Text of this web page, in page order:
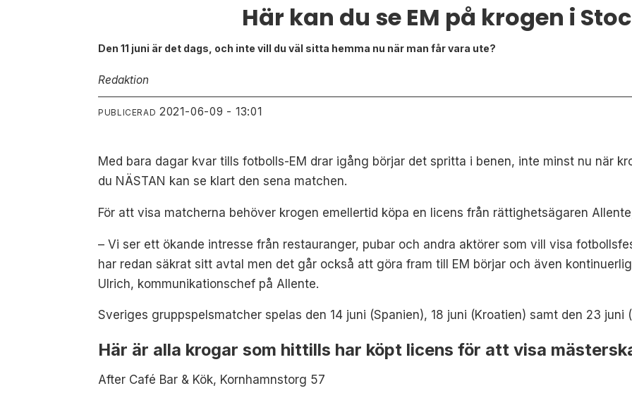
Här kan du se EM på krogen i
Den 11 juni är det dags, och inte vill du väl sitta hemma nu när man får vara ute?
Redaktion
PUBLICERAD 2021-06-09 - 13:01
Med bara dagar kvar tills fotbolls-EM drar igång börjar det spritta i benen, inte minst nu när
du NÄSTAN kan se klart den sena matchen.
För att visa matcherna behöver krogen emellertid köpa en licens från rättighetsägaren
– Vi ser ett ökande intresse från restauranger, pubar och andra aktörer som vill visa
har redan säkrat sitt avtal men det går också att göra fram till EM börjar och även
Ulrich, kommunikationschef på Allente.
Sveriges gruppspelsmatcher spelas den 14 juni (Spanien), 18 juni (Kroatien) samt den 23 juni
Här är alla krogar som hittills har köpt licens för att visa
After Café Bar & Kök, Kornhamnstorg 57